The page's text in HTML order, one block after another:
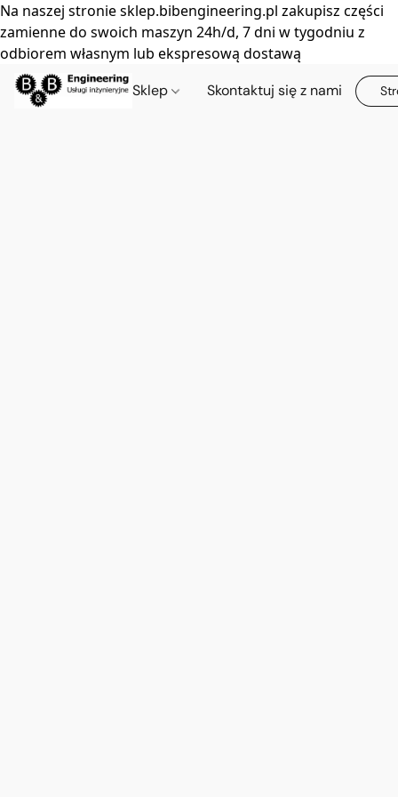
Na naszej stronie sklep.bibengineering.pl zakupisz części
zamienne do swoich maszyn 24h/d, 7 dni w tygodniu z
odbiorem własnym lub ekspresową dostawą
Sklep Skontaktuj się z nami